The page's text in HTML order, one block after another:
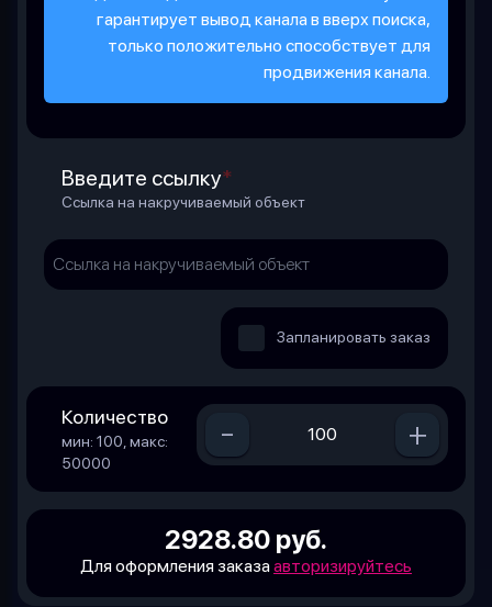
гарантирует вывод канала в вверх поиска,
только положительно способствует для
продвижения канала.
Введите ссылку*
Ссылка на накручиваемый объект
Запланировать заказ
Количество
мин: 100, макс:
50000
- +
2928.80 руб.
Для оформления заказаавторизируйтесь